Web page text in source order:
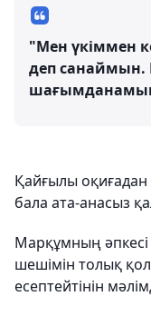
"Мен үкіммен
деп санаймын.
Қайғылы оқиғадан
бала ата-анасыз
Марқұмның
шешімін толық
есептейтінін